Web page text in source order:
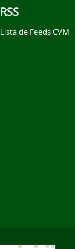
RSS
Lista de Feeds CVM